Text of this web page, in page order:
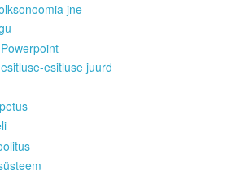
jne
esitluse juurd